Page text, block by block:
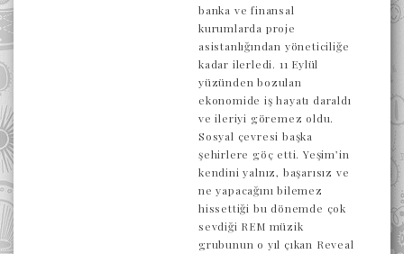
banka ve finansal
kurumlarda proje
asistanlığından yöneticiliğe
kadar ilerledi. 11 Eylül
yüzünden bozulan
ekonomide iş hayatı daraldı
ve ileriyi göremez oldu.
Sosyal çevresi başka
şehirlere göç etti. Yeşim’in
kendini yalnız, başarısız ve
ne yapacağını bilemez
hissettiği bu dönemde çok
sevdiği REM müzik
grubunun o yıl çıkan Reveal